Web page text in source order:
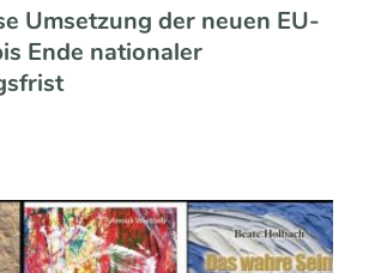
Umsetzung der neuen EU-
Ende nationaler